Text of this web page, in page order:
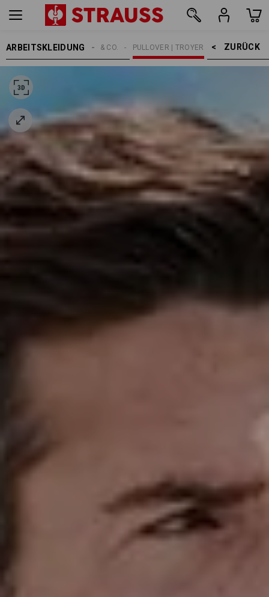
ARBEITSKLEIDUNG ZURÜCK    >
PULLOVER | TROYER
SHIRTS & CO.
HERREN